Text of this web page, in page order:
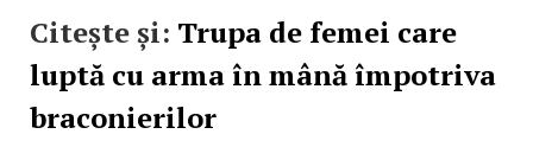
Citește și: Trupa de femei care
luptă cu arma în mână împotriva
braconierilor